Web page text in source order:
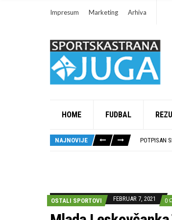
Impresum Marketing Arhiva
HOME FUDBAL
NAJNOVIJE
POTPISAN
OSTALI SPORTOVI FEBRUAR 7, 2021 0